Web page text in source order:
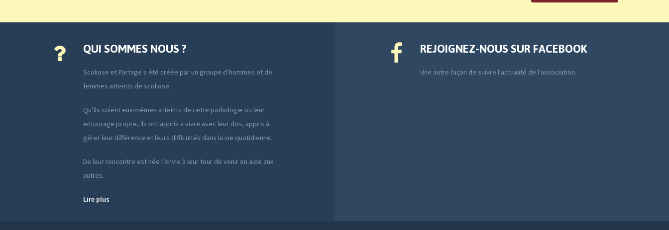
QUI SOMMES NOUS ?
Scoliose et Partage a été créée par un groupe d’hommes et de
femmes atteints de scoliose.
Qu’ils soient eux-mêmes atteints de cette pathologie ou leur
entourage propre, ils ont appris à vivre avec leur dos, appris à
gérer leur différence et leurs difficultés dans la vie quotidienne.
De leur rencontre est née l’envie à leur tour de venir en aide aux
autres.
Lire plus
REJOIGNEZ-NOUS SUR FACEBOOK
Une autre façon de suivre l'actualité de l'association.